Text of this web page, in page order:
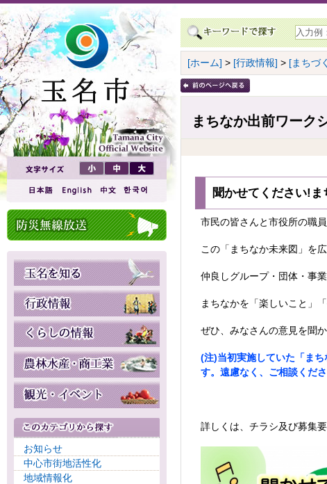
お知らせ
中心市街地活性化
地域情報化
[ホーム] > [行政情報] > [まちづ
まちなか出前ワーク
聞かせてください!
市民の皆さんと市役所の職
この「まちなか未来図」を
仲良しグループ・団体・事
まちなかを「楽しいこと」
ぜひ、みなさんの意見を聞
(注)当初実施していた「ま
す。遠慮なく、ご相談くださ
詳しくは、チラシ及び募集